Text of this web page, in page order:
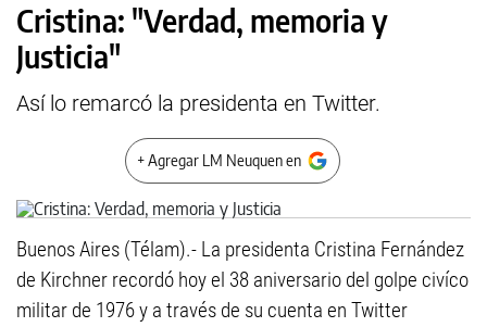
Cristina: "Verdad, memoria y
Justicia"
Así lo remarcó la presidenta en Twitter.
+ Agregar LM Neuquen en
Buenos Aires (Télam).- La presidenta Cristina Fernández
de Kirchner recordó hoy el 38 aniversario del golpe civíco
militar de 1976 y a través de su cuenta en Twitter